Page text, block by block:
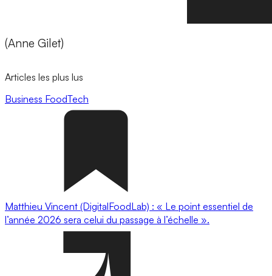
(Anne Gilet)
Articles les plus lus
Business FoodTech
Matthieu Vincent (DigitalFoodLab) : « Le point essentiel de
l’année 2026 sera celui du passage à l’échelle ».